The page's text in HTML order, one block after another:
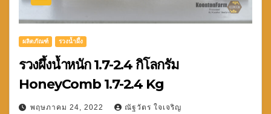
ผลิตภัณฑ์ รวงน้ำผึ้ง
รวงผึ้งน้ำหนัก 1.7-2.4 กิโลกรัม
HoneyComb 1.7-2.4 Kg
พฤษภาคม 24, 2022 ณัฐวัตร ใจเจริญ